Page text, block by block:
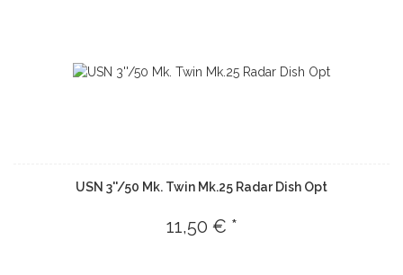
USN 3''/50 Mk. Twin Mk.25 Radar Dish Opt
11,50 € *